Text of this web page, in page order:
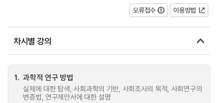
오류접수 이용방법
차시별 강의
1. 과학적 연구 방법
실제에 대한 탐색, 사회과학의 기반, 사회조사의 목적, 사회연구의
변증법, 연구제안서에 대한 설명